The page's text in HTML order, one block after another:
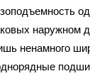
наружном
ненамного